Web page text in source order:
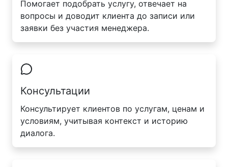
Помогает подобрать услугу, отвечает на
вопросы и доводит клиента до записи или
заявки без участия менеджера.
Консультации
Консультирует клиентов по услугам, ценам и
условиям, учитывая контекст и историю
диалога.